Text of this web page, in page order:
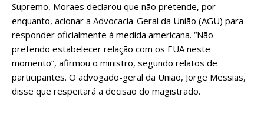
Supremo, Moraes declarou que não pretende, por
enquanto, acionar a Advocacia-Geral da União (AGU) para
responder oficialmente à medida americana. “Não
pretendo estabelecer relação com os EUA neste
momento”, afirmou o ministro, segundo relatos de
participantes. O advogado-geral da União, Jorge Messias,
disse que respeitará a decisão do magistrado.